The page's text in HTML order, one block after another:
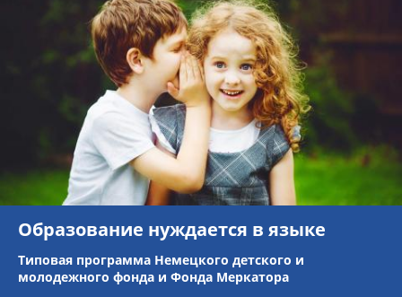
Образование нуждается в языке
Типовая программа Немецкого детского и
молодежного фонда и Фонда Меркатора